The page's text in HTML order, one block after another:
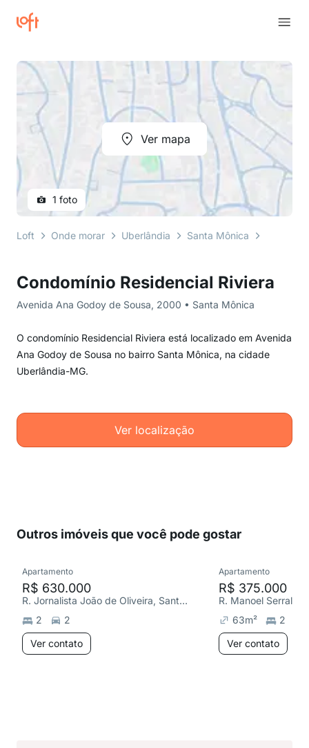
Condomínio Residencial Riviera
Avenida Ana Godoy de Sousa, 2000 • Santa Mônica
O condomínio Residencial Riviera está localizado em Avenida
Ana Godoy de Sousa no bairro Santa Mônica, na cidade
Uberlândia-MG.
Ver localização
Ver mapa
1 foto
Loft Onde morar Uberlândia Santa Mônica
Outros imóveis que você pode gostar
Apartamento
R$ 630.000
R. Jornalista João de Oliveira, Santa Mônica
2
2
Ver contato
Apartamento
R$ 375.000
R. Manoel
63m² 2
Ver contato